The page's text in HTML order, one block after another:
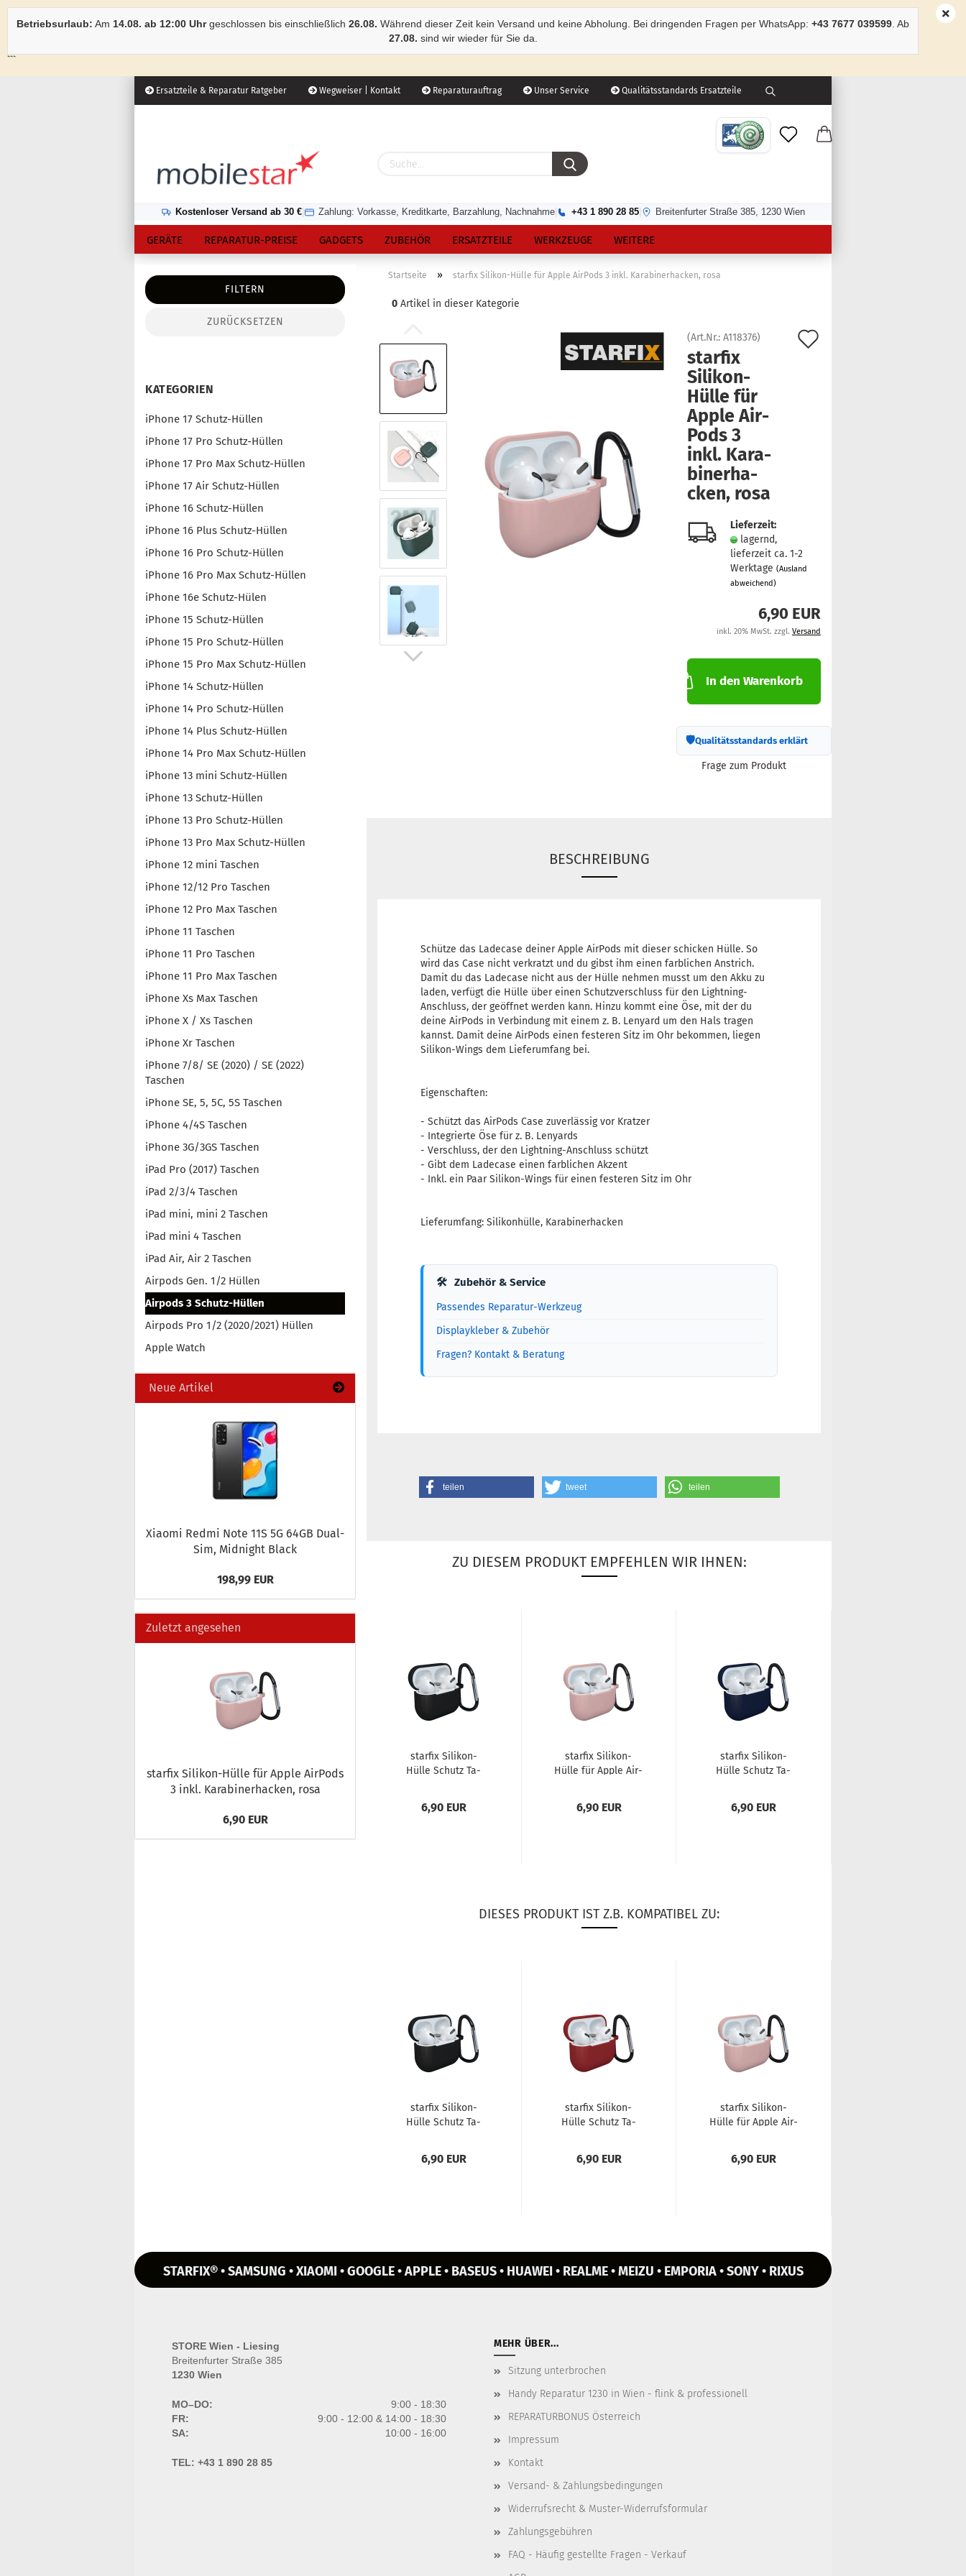
Ersatzteile & Reparatur Ratgeber Wegweiser | Kontakt Reparaturauftrag Unser Service Qualitätsstandards Ersatzteile
Kostenloser Versand ab 30 € Zahlung: Vorkasse, Kreditkarte, Barzahlung, Nachnahme +43 1 890 28 85 Breitenfurter Straße 385, 1230 Wien
Betriebsurlaub: Am 14.08. ab 12:00 Uhrgeschlossen bis einschließlich 26.08. Während dieser Zeit kein Versand und keine Abholung. Bei dringenden Fragen per WhatsApp: +43 7677 039599 . Ab
27.08. sind wir wieder für Sie da.
```
GERÄTE REPARATUR-PREISE GADGETS ZUBEHÖR ERSATZTEILE WERKZEUGE WEITERE
Startseite » starfix Silikon-Hülle für Apple AirPods 3 inkl. Karabinerhacken, rosa
0 Artikel in dieser Kategorie
(Art.Nr.:A118376)
star­fix
Silikon-​
Hülle für
Apple Air­
Pods 3
inkl. Ka­ra­
bi­ner­ha­
cken, rosa
Lieferzeit:
lagernd,
lieferzeit ca. 1-2
Werktage(Ausland
abweichend)
6,90 EUR
inkl. 20% MwSt. zzgl. Versand
In den Warenkorb
🛡Qualitätsstandards erklärt
Frage zum Produkt
BESCHREIBUNG
Schütze das Ladecase deiner Apple AirPods mit dieser schicken Hülle. So
wird das Case nicht verkratzt und du gibst ihm einen farblichen Anstrich.
Damit du das Ladecase nicht aus der Hülle nehmen musst um den Akku zu
laden, verfügt die Hülle über einen Schutzverschluss für den Lightning-
Anschluss, der geöffnet werden kann. Hinzu kommt eine Öse, mit der du
deine AirPods in Verbindung mit einem z. B. Lenyard um den Hals tragen
kannst. Damit deine AirPods einen festeren Sitz im Ohr bekommen, liegen
Silikon-Wings dem Lieferumfang bei.
Eigenschaften:
- Schützt das AirPods Case zuverlässig vor Kratzer
- Integrierte Öse für z. B. Lenyards
- Verschluss, der den Lightning-Anschluss schützt
- Gibt dem Ladecase einen farblichen Akzent
- Inkl. ein Paar Silikon-Wings für einen festeren Sitz im Ohr
Lieferumfang: Silikonhülle, Karabinerhacken
🛠 Zubehör & Service
Passendes Reparatur-Werkzeug
Displaykleber & Zubehör
Fragen? Kontakt & Beratung
teilen tweet teilen
ZU DIESEM PRODUKT EMPFEHLEN WIR IHNEN:
star­fix Silikon-​​
Hülle Schutz Ta­
cken,...
6,90 EUR
star­fix Silikon-​​
Hülle für Apple Air­
6,90 EUR
star­fix Silikon-​​
Hülle Schutz Ta­
cken,...
6,90 EUR
DIESES PRODUKT IST Z.B. KOMPATIBEL ZU:
star­fix Silikon-​​
Hülle Schutz Ta­
cken,...
6,90 EUR
star­fix Silikon-​​
Hülle Schutz Ta­
cken,...
6,90 EUR
star­fix Silikon-​​
Hülle für Apple Air­
6,90 EUR
FILTERN
ZURÜCKSETZEN
KATEGORIEN
iPhone 17 Schutz-Hüllen
iPhone 17 Pro Schutz-Hüllen
iPhone 17 Pro Max Schutz-Hüllen
iPhone 17 Air Schutz-Hüllen
iPhone 16 Schutz-Hüllen
iPhone 16 Plus Schutz-Hüllen
iPhone 16 Pro Schutz-Hüllen
iPhone 16 Pro Max Schutz-Hüllen
iPhone 16e Schutz-Hülen
iPhone 15 Schutz-Hüllen
iPhone 15 Pro Schutz-Hüllen
iPhone 15 Pro Max Schutz-Hüllen
iPhone 14 Schutz-Hüllen
iPhone 14 Pro Schutz-Hüllen
iPhone 14 Plus Schutz-Hüllen
iPhone 14 Pro Max Schutz-Hüllen
iPhone 13 mini Schutz-Hüllen
iPhone 13 Schutz-Hüllen
iPhone 13 Pro Schutz-Hüllen
iPhone 13 Pro Max Schutz-Hüllen
iPhone 12 mini Taschen
iPhone 12/12 Pro Taschen
iPhone 12 Pro Max Taschen
iPhone 11 Taschen
iPhone 11 Pro Taschen
iPhone 11 Pro Max Taschen
iPhone Xs Max Taschen
iPhone X / Xs Taschen
iPhone Xr Taschen
iPhone 7/8/ SE (2020) / SE (2022)
Taschen
iPhone SE, 5, 5C, 5S Taschen
iPhone 4/4S Taschen
iPhone 3G/3GS Taschen
iPad Pro (2017) Taschen
iPad 2/3/4 Taschen
iPad mini, mini 2 Taschen
iPad mini 4 Taschen
iPad Air, Air 2 Taschen
Airpods Gen. 1/2 Hüllen
Airpods 3 Schutz-Hüllen
Airpods Pro 1/2 (2020/2021) Hüllen
Apple Watch
Neue Artikel
Xiao­mi Redmi Note 11S 5G 64GB Dual-​
Sim, Mid­night Black
198,99 EUR
Zuletzt angesehen
star­fix Silikon-​Hülle für Apple Air­Pods
3 inkl. Ka­ra­bi­ner­ha­cken, rosa
6,90 EUR
STARFIX® • SAMSUNG • XIAOMI • GOOGLE • APPLE • BASEUS • HUAWEI • REALME • MEIZU • EMPORIA • SONY • RIXUS
STORE Wien - Liesing
Breitenfurter Straße 385
1230 Wien
MO–DO:
9:00 - 18:30
FR:
9:00 - 12:00 & 14:00 - 18:30
SA:
10:00 - 16:00
TEL: +43 1 890 28 85
MEHR ÜBER...
Sitzung unterbrochen
Handy Reparatur 1230 in Wien - flink & professionell
REPARATURBONUS Österreich
Impressum
Kontakt
Versand- & Zahlungsbedingungen
Widerrufsrecht & Muster-Widerrufsformular
Zahlungsgebühren
FAQ - Häufig gestellte Fragen - Verkauf